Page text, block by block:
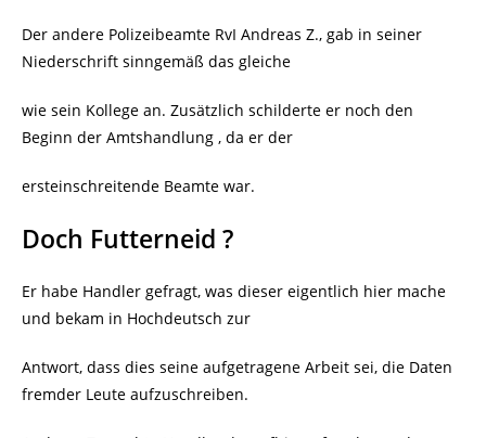
Der andere Polizeibeamte RvI Andreas Z., gab in seiner
Niederschrift sinngemäß das gleiche
wie sein Kollege an. Zusätzlich schilderte er noch den
Beginn der Amtshandlung , da er der
ersteinschreitende Beamte war.
Doch Futterneid ?
Er habe Handler gefragt, was dieser eigentlich hier mache
und bekam in Hochdeutsch zur
Antwort, dass dies seine aufgetragene Arbeit sei, die Daten
fremder Leute aufzuschreiben.